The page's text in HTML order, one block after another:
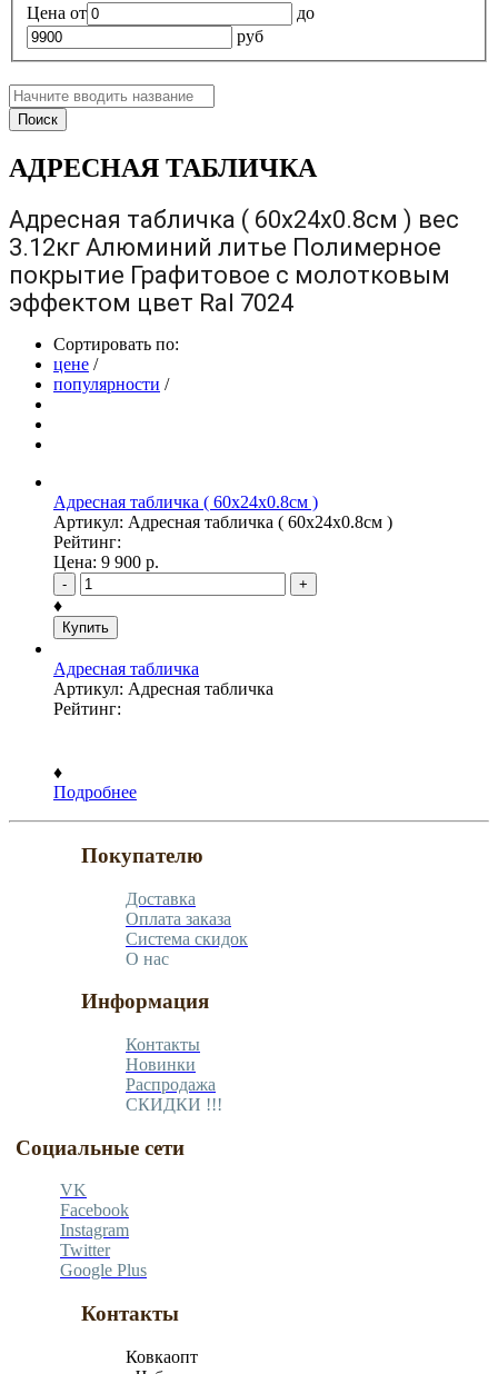
Цена от
до
руб
Поиск
АДРЕСНАЯ ТАБЛИЧКА
Адресная табличка ( 60х24х0.8см ) вес
3.12кг Алюминий литье Полимерное
покрытие Графитовое с молотковым
эффектом цвет Ral 7024
Сортировать по:
цене /
популярности /
Адресная табличка ( 60х24х0.8см )
Артикул: Адресная табличка ( 60х24х0.8см )
Рейтинг:
Цена: 9 900 р.
- +
♦
Купить
Адресная табличка
Артикул: Адресная табличка
Рейтинг:
♦
Подробнее
Покупателю
Доставка
Оплата заказа
Система скидок
О нас
Информация
Контакты
Новинки
Распродажа
СКИДКИ !!!
Социальные сети
VK
Facebook
Instagram
Twitter
Google Plus
Контакты
Ковкаопт